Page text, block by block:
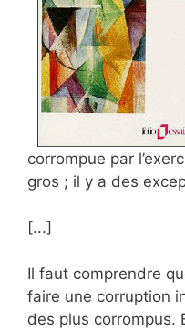
corrompue par
gros ; il y a des
[...]
Il faut comprendre
faire une corruption
des plus corrompus.